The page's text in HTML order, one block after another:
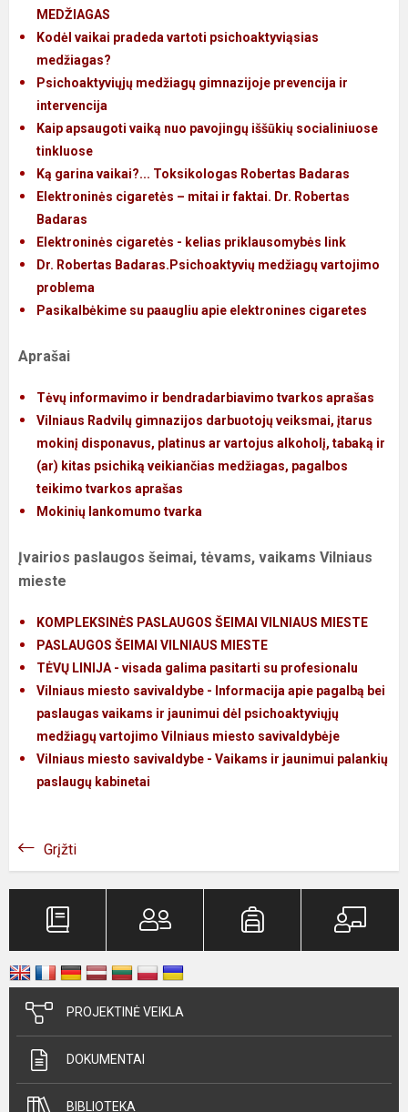
MEDŽIAGAS
Kodėl vaikai pradeda vartoti psichoaktyviąsias
medžiagas?
Psichoaktyviųjų medžiagų gimnazijoje prevencija ir
intervencija
Kaip apsaugoti vaiką nuo pavojingų iššūkių socialiniuose
tinkluose
Ką garina vaikai?... Toksikologas Robertas Badaras
Elektroninės cigaretės – mitai ir faktai. Dr. Robertas
Badaras
Elektroninės cigaretės - kelias priklausomybės link
Dr. Robertas Badaras.Psichoaktyvių medžiagų vartojimo
problema
Pasikalbėkime su paaugliu apie elektronines cigaretes
Aprašai
Tėvų informavimo ir bendradarbiavimo tvarkos aprašas
Vilniaus Radvilų gimnazijos darbuotojų veiksmai, įtarus
mokinį disponavus, platinus ar vartojus alkoholį, tabaką ir
(ar) kitas psichiką veikiančias medžiagas, pagalbos
teikimo tvarkos aprašas
Mokinių lankomumo tvarka
Įvairios paslaugos šeimai, tėvams, vaikams Vilniaus
mieste
KOMPLEKSINĖS PASLAUGOS ŠEIMAI VILNIAUS MIESTE
PASLAUGOS ŠEIMAI VILNIAUS MIESTE
TĖVŲ LINIJA - visada galima pasitarti su profesionalu
Vilniaus miesto savivaldybe - Informacija apie pagalbą bei
paslaugas vaikams ir jaunimui dėl psichoaktyviųjų
medžiagų vartojimo Vilniaus miesto savivaldybėje
Vilniaus miesto savivaldybe - Vaikams ir jaunimui palankių
paslaugų kabinetai
Grįžti
PROJEKTINĖ VEIKLA
DOKUMENTAI
BIBLIOTEKA